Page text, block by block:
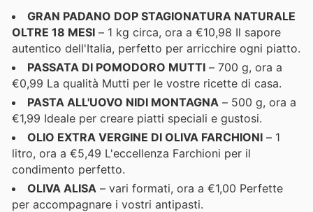
GRAN PADANO DOP STAGIONATURA NATURALE
OLTRE 18 MESI – 1 kg circa, ora a €10,98 Il sapore
autentico dell'Italia, perfetto per arricchire ogni piatto.
PASSATA DI POMODORO MUTTI – 700 g, ora a
€0,99 La qualità Mutti per le vostre ricette di casa.
PASTA ALL'UOVO NIDI MONTAGNA – 500 g, ora a
€1,99 Ideale per creare piatti speciali e gustosi.
OLIO EXTRA VERGINE DI OLIVA FARCHIONI – 1
litro, ora a €5,49 L'eccellenza Farchioni per il
condimento perfetto.
OLIVA ALISA – vari formati, ora a €1,00 Perfette
per accompagnare i vostri antipasti.